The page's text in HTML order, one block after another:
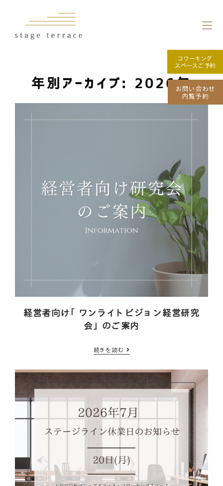
年別アーカイブ: 2026年
経営者向け「ワンライトビジョン経営研究
会」のご案内
続きを読む
コワーキング
スペースご予約
お問い合わせ
内覧予約